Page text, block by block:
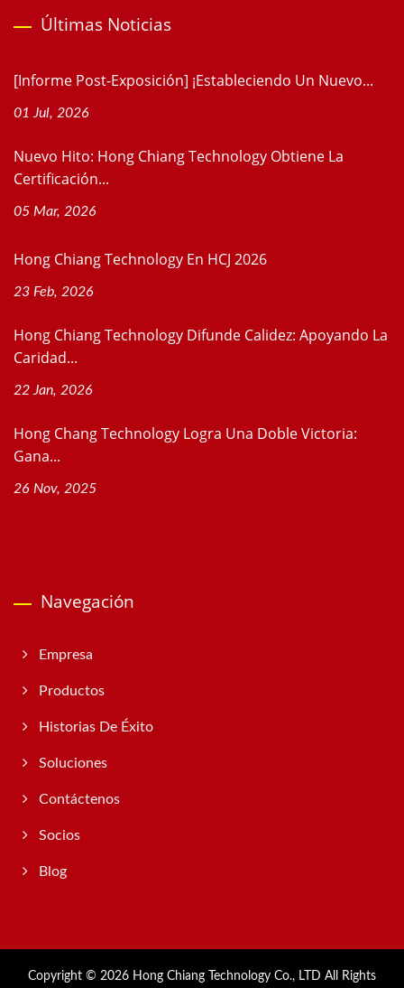
Últimas Noticias
[Informe Post-Exposición] ¡Estableciendo Un Nuevo...
01 Jul, 2026
Nuevo Hito: Hong Chiang Technology Obtiene La
Certificación...
05 Mar, 2026
Hong Chiang Technology En HCJ 2026
23 Feb, 2026
Hong Chiang Technology Difunde Calidez: Apoyando La
Caridad...
22 Jan, 2026
Hong Chang Technology Logra Una Doble Victoria:
Gana...
26 Nov, 2025
Navegación
Empresa
Productos
Historias De Éxito
Soluciones
Contáctenos
Socios
Blog
Copyright © 2026 Hong Chiang Technology Co., LTD All Rights